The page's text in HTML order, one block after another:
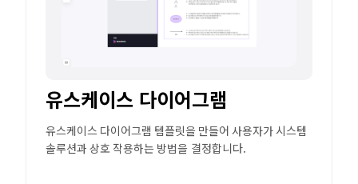
유스케이스 다이어그램
유스케이스 다이어그램 템플릿을 만들어 사용자가 시스템
솔루션과 상호 작용하는 방법을 결정합니다.